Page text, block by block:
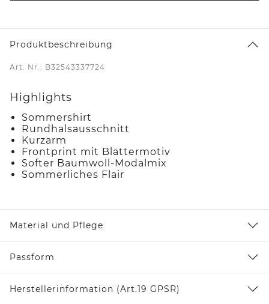
Produktbeschreibung
Art. Nr.: B32543337724
Highlights
Sommershirt
Rundhalsausschnitt
Kurzarm
Frontprint mit Blättermotiv
Softer Baumwoll-Modalmix
Sommerliches Flair
Material und Pflege
Passform
Herstellerinformation (Art.19 GPSR)